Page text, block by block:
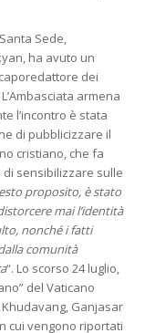
Sede,
ha avuto un
dei
armena
l’incontro è stata
di pubblicizzare il
cristiano, che fa
sensibilizzare sulle
proposito, è stato
mai l’identità
nonché i fatti
comunità
“. Lo scorso 24 luglio,
del Vaticano
Ganjasar
cui vengono riportati